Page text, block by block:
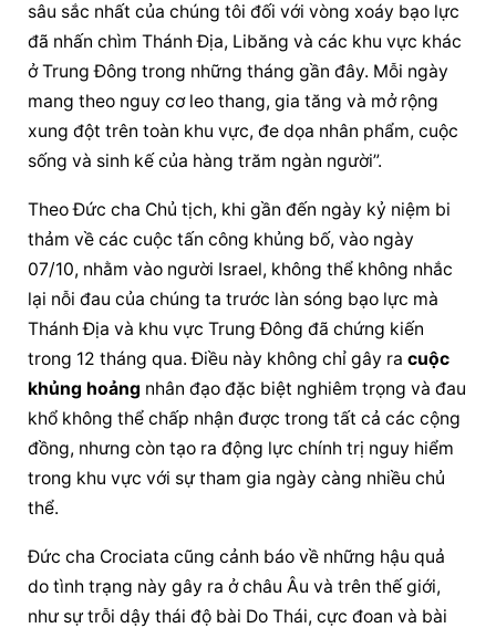
sâu sắc nhất của chúng tôi đối với vòng xoáy bạo lực
đã nhấn chìm Thánh Địa, Libăng và các khu vực khác
ở Trung Đông trong những tháng gần đây. Mỗi ngày
mang theo nguy cơ leo thang, gia tăng và mở rộng
xung đột trên toàn khu vực, đe dọa nhân phẩm, cuộc
sống và sinh kế của hàng trăm ngàn người”.
Theo Đức cha Chủ tịch, khi gần đến ngày kỷ niệm bi
thảm về các cuộc tấn công khủng bố, vào ngày
07/10, nhằm vào người Israel, không thể không nhắc
lại nỗi đau của chúng ta trước làn sóng bạo lực mà
Thánh Địa và khu vực Trung Đông đã chứng kiến
trong 12 tháng qua. Điều này không chỉ gây ra cuộc
khủng hoảng nhân đạo đặc biệt nghiêm trọng và đau
khổ không thể chấp nhận được trong tất cả các cộng
đồng, nhưng còn tạo ra động lực chính trị nguy hiểm
trong khu vực với sự tham gia ngày càng nhiều chủ
thể.
Đức cha Crociata cũng cảnh báo về những hậu quả
do tình trạng này gây ra ở châu Âu và trên thế giới,
như sự trỗi dậy thái độ bài Do Thái, cực đoan và bài